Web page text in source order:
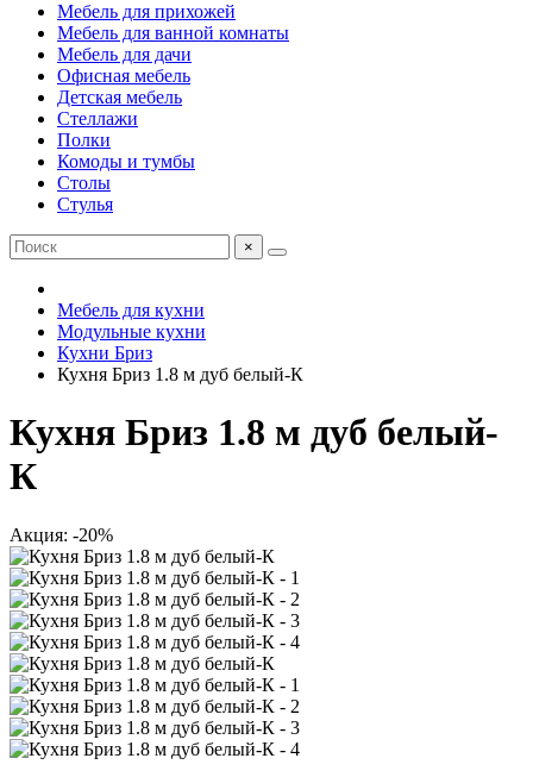
Мебель для прихожей
Мебель для ванной комнаты
Мебель для дачи
Офисная мебель
Детская мебель
Стеллажи
Полки
Комоды и тумбы
Столы
Стулья
×
Мебель для кухни
Модульные кухни
Кухни Бриз
Кухня Бриз 1.8 м дуб белый-К
Кухня Бриз 1.8 м дуб белый-
К
Акция: -20%